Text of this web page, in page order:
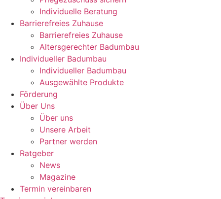
Individuelle Beratung
Barrierefreies Zuhause
Barrierefreies Zuhause
Altersgerechter Badumbau
Individueller Badumbau
Individueller Badumbau
Ausgewählte Produkte
Förderung
Über Uns
Über uns
Unsere Arbeit
Partner werden
Ratgeber
News
Magazine
Termin vereinbaren